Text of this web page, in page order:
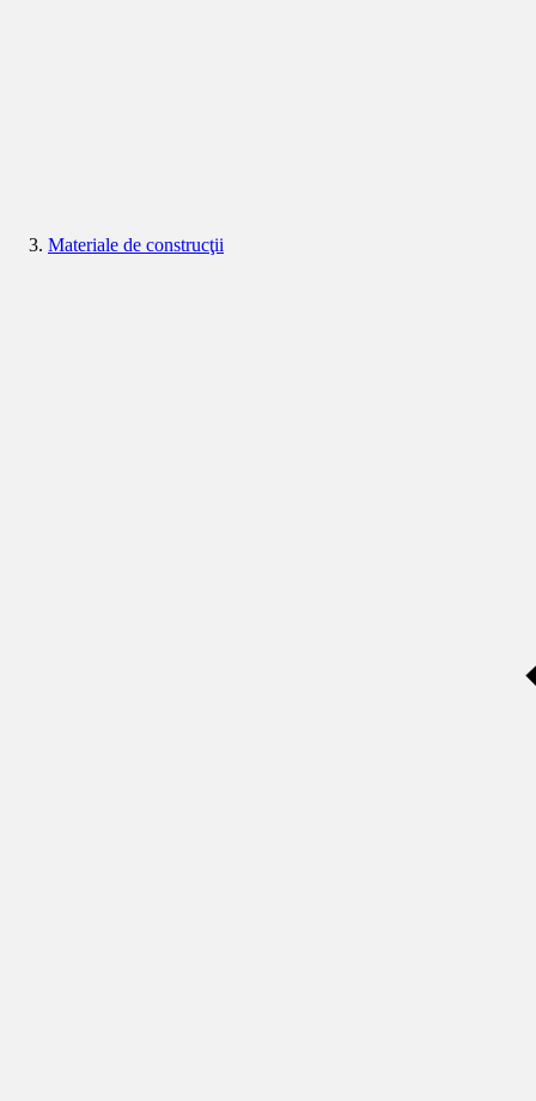
Materiale de construcţii